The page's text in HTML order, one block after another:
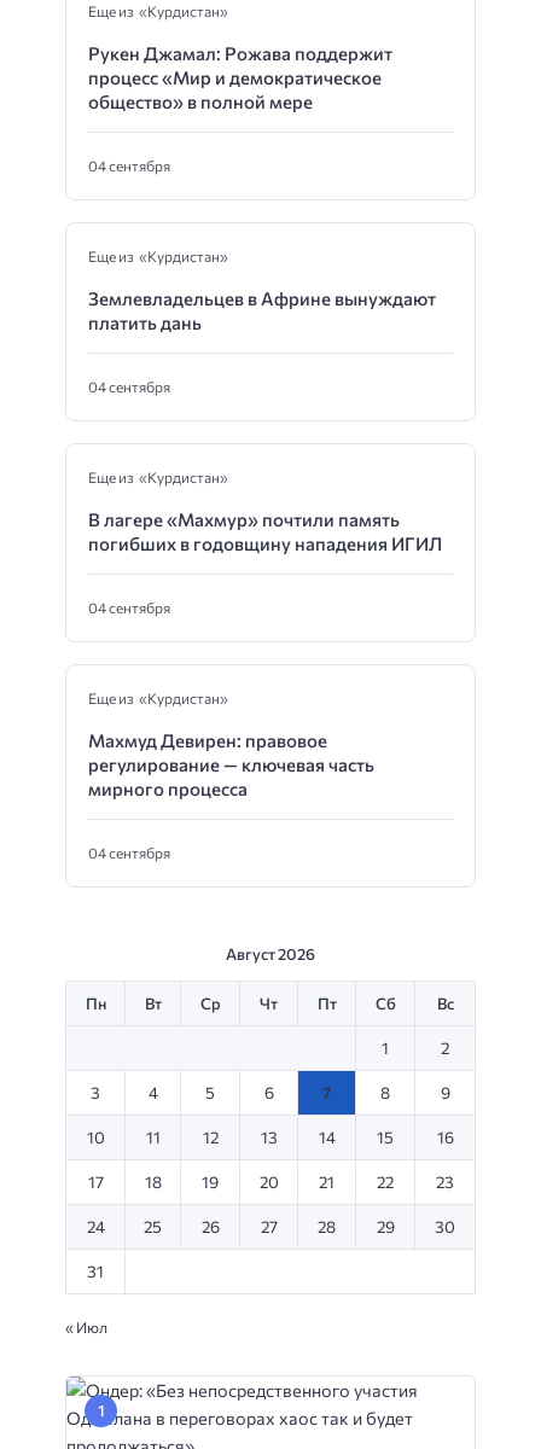
Еще из «Курдистан»
Рукен Джамал: Рожава поддержит
процесс «Мир и демократическое
общество» в полной мере
04 сентября
Еще из «Курдистан»
Землевладельцев в Африне вынуждают
платить дань
04 сентября
Еще из «Курдистан»
В лагере «Махмур» почтили память
погибших в годовщину нападения ИГИЛ
04 сентября
Еще из «Курдистан»
Махмуд Девирен: правовое
регулирование — ключевая часть
мирного процесса
04 сентября
Август 2026
Пн Вт Ср Чт Пт Сб Вс
1 2
3 4 5 6 7 8 9
10 11 12 13 14 15 16
17 18 19 20 21 22 23
24 25 26 27 28 29 30
31
« Июл